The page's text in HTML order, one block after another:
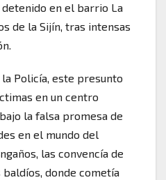
en el barrio La
de la Sijín, tras intensas
Policía, este presunto
en un centro
la falsa promesa de
en el mundo del
las convencía de
donde cometía